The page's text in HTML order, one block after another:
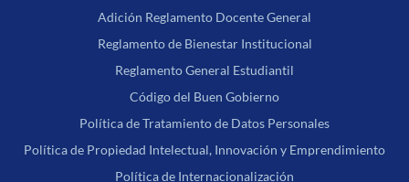
Adición Reglamento Docente General
Reglamento de Bienestar Institucional
Reglamento General Estudiantil
Código del Buen Gobierno
Política de Tratamiento de Datos Personales
Política de Propiedad Intelectual, Innovación y Emprendimiento
Política de Internacionalización